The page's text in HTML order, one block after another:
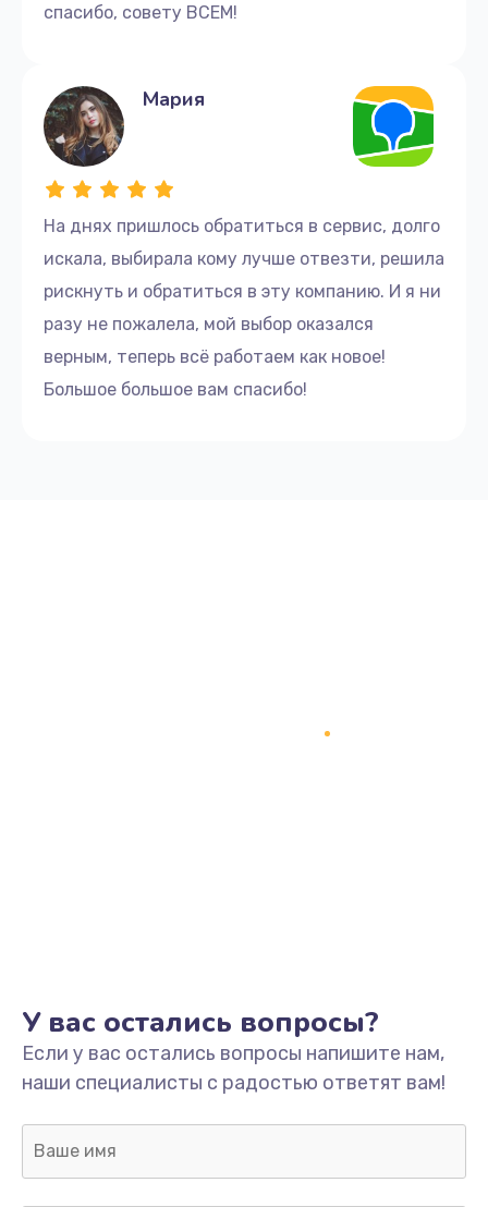
спасибо, совету ВСЕМ!
На днях пришлось обратиться в сервис, долго
искала, выбирала кому лучше отвезти, решила
рискнуть и обратиться в эту компанию. И я ни
разу не пожалела, мой выбор оказался
верным, теперь всё работаем как новое!
Большое большое вам спасибо!
Мария
У вас остались вопросы?
Если у вас остались вопросы напишите нам,
наши специалисты с радостью ответят вам!